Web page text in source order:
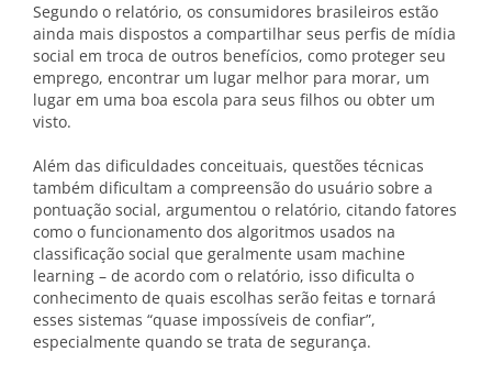
Segundo o relatório, os consumidores brasileiros estão
ainda mais dispostos a compartilhar seus perfis de mídia
social em troca de outros benefícios, como proteger seu
emprego, encontrar um lugar melhor para morar, um
lugar em uma boa escola para seus filhos ou obter um
visto.
Além das dificuldades conceituais, questões técnicas
também dificultam a compreensão do usuário sobre a
pontuação social, argumentou o relatório, citando fatores
como o funcionamento dos algoritmos usados ​​na
classificação social que geralmente usam machine
learning – de acordo com o relatório, isso dificulta o
conhecimento de quais escolhas serão feitas e tornará
esses sistemas “quase impossíveis de confiar”,
especialmente quando se trata de segurança.